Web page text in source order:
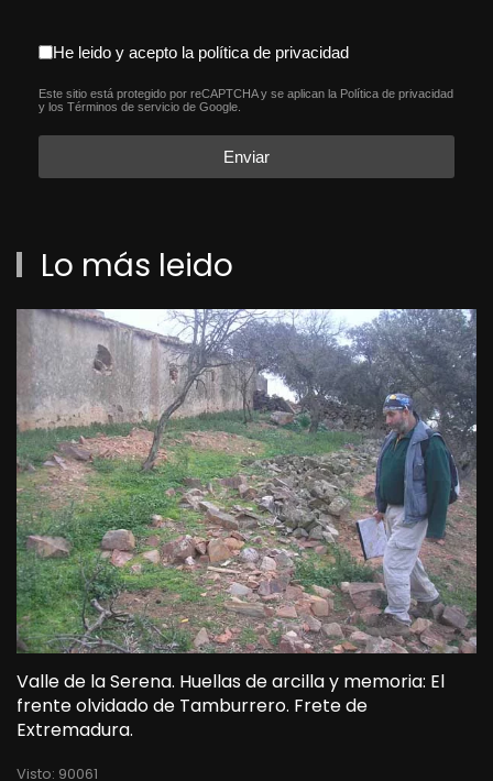
aceptacion política de
He leido y acepto la política de privacidad
reCAPTCHA*
Este sitio está protegido por reCAPTCHA y se aplican la Política de privacidad
y los Términos de servicio de Google.
Enviar
Lo más leido
Valle de la Serena. Huellas de arcilla y memoria: El
frente olvidado de Tamburrero. Frete de
Extremadura.
Visto: 90061